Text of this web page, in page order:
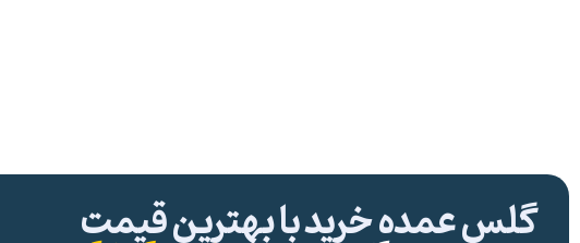
گلس عمده خرید با بهترین قیمت